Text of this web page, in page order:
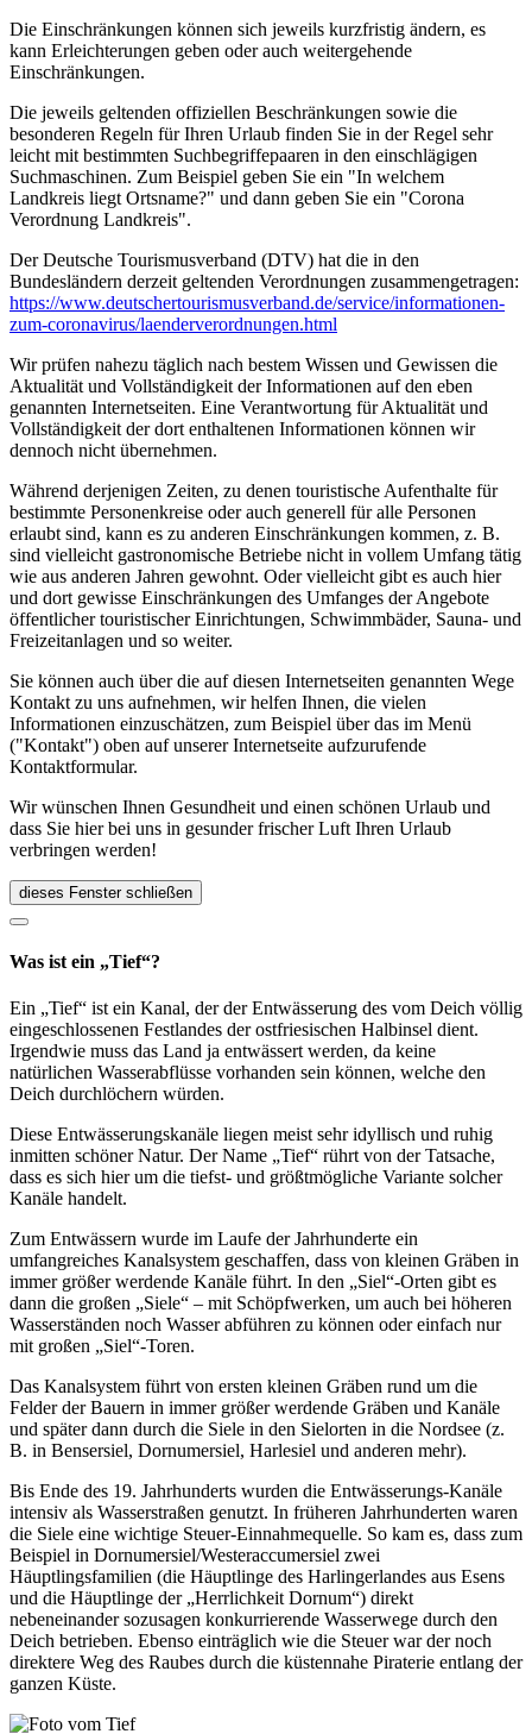
Die Einschränkungen können sich jeweils kurzfristig ändern, es
kann Erleichterungen geben oder auch weitergehende
Einschränkungen.
Die jeweils geltenden offiziellen Beschränkungen sowie die
besonderen Regeln für Ihren Urlaub finden Sie in der Regel sehr
leicht mit bestimmten Suchbegriffepaaren in den einschlägigen
Suchmaschinen. Zum Beispiel geben Sie ein "In welchem
Landkreis liegt Ortsname?" und dann geben Sie ein "Corona
Verordnung Landkreis".
Der Deutsche Tourismusverband (DTV) hat die in den
Bundesländern derzeit geltenden Verordnungen zusammengetragen:
https://www.deutscher­tourismusverband.de/­service/­informationen-
zum-coronavirus/­laenderverordnungen.html
Wir prüfen nahezu täglich nach bestem Wissen und Gewissen die
Aktualität und Vollständigkeit der Informationen auf den eben
genannten Internetseiten. Eine Verantwortung für Aktualität und
Vollständigkeit der dort enthaltenen Informationen können wir
dennoch nicht übernehmen.
Während derjenigen Zeiten, zu denen touristische Aufenthalte für
bestimmte Personenkreise oder auch generell für alle Personen
erlaubt sind, kann es zu anderen Einschränkungen kommen, z. B.
sind vielleicht gastronomische Betriebe nicht in vollem Umfang tätig
wie aus anderen Jahren gewohnt. Oder vielleicht gibt es auch hier
und dort gewisse Einschränkungen des Umfanges der Angebote
öffentlicher touristischer Einrichtungen, Schwimmbäder, Sauna- und
Freizeitanlagen und so weiter.
Sie können auch über die auf diesen Internetseiten genannten Wege
Kontakt zu uns aufnehmen, wir helfen Ihnen, die vielen
Informationen einzuschätzen, zum Beispiel über das im Menü
("Kontakt") oben auf unserer Internetseite aufzurufende
Kontaktformular.
Wir wünschen Ihnen Gesundheit und einen schönen Urlaub und
dass Sie hier bei uns in gesunder frischer Luft Ihren Urlaub
verbringen werden!
dieses Fenster schließen
Was ist ein „Tief“?
Ein „Tief“ ist ein Kanal, der der Entwässerung des vom Deich völlig
eingeschlossenen Festlandes der ostfriesischen Halbinsel dient.
Irgendwie muss das Land ja entwässert werden, da keine
natürlichen Wasserabflüsse vorhanden sein können, welche den
Deich durchlöchern würden.
Diese Entwässerungskanäle liegen meist sehr idyllisch und ruhig
inmitten schöner Natur. Der Name „Tief“ rührt von der Tatsache,
dass es sich hier um die tiefst- und größtmögliche Variante solcher
Kanäle handelt.
Zum Entwässern wurde im Laufe der Jahrhunderte ein
umfangreiches Kanalsystem geschaffen, dass von kleinen Gräben in
immer größer werdende Kanäle führt. In den „Siel“-Orten gibt es
dann die großen „Siele“ – mit Schöpfwerken, um auch bei höheren
Wasserständen noch Wasser abführen zu können oder einfach nur
mit großen „Siel“-Toren.
Das Kanalsystem führt von ersten kleinen Gräben rund um die
Felder der Bauern in immer größer werdende Gräben und Kanäle
und später dann durch die Siele in den Sielorten in die Nordsee (z.
B. in Bensersiel, Dornumersiel, Harlesiel und anderen mehr).
Bis Ende des 19. Jahrhunderts wurden die Entwässerungs-Kanäle
intensiv als Wasserstraßen genutzt. In früheren Jahrhunderten waren
die Siele eine wichtige Steuer-Einnahmequelle. So kam es, dass zum
Beispiel in Dornumersiel/Westeraccumersiel zwei
Häuptlingsfamilien (die Häuptlinge des Harlingerlandes aus Esens
und die Häuptlinge der „Herrlichkeit Dornum“) direkt
nebeneinander sozusagen konkurrierende Wasserwege durch den
Deich betrieben. Ebenso einträglich wie die Steuer war der noch
direktere Weg des Raubes durch die küstennahe Piraterie entlang der
ganzen Küste.